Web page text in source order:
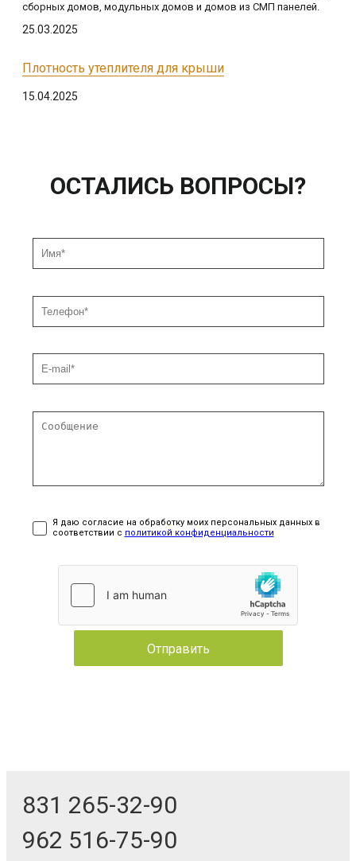
сборных домов, модульных домов и домов из СМП панелей.
25.03.2025
Плотность утеплителя для крыши
15.04.2025
ОСТАЛИСЬ ВОПРОСЫ?
Я даю согласие на обработку моих персональных данных в
соответствии с политикой конфиденциальности
831 265-32-90
962 516-75-90